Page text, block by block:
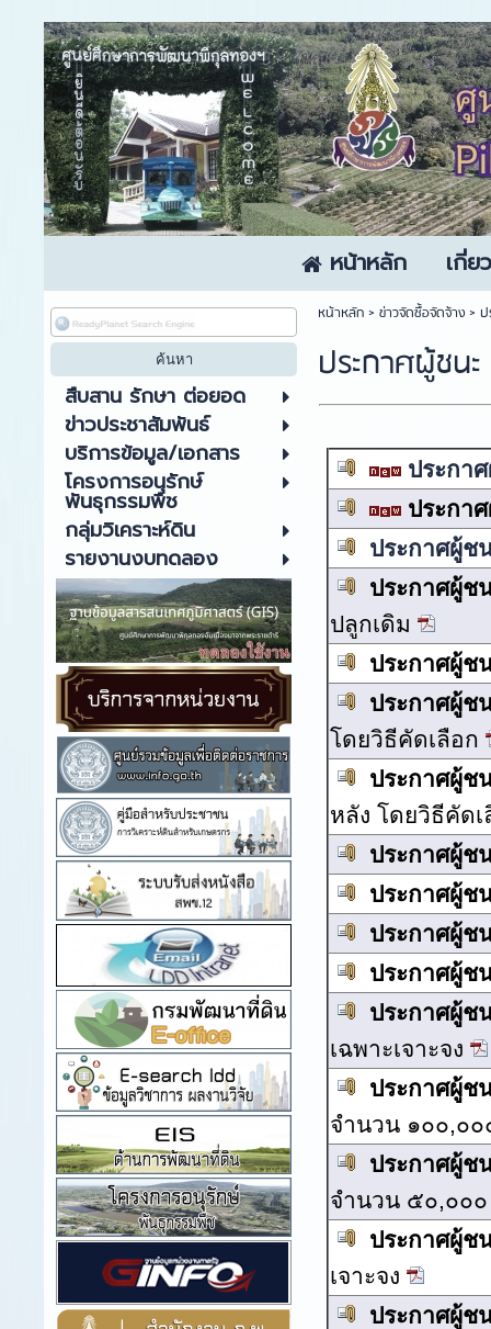
หน้าหลัก เกี่ย
สืบสาน รักษา ต่อยอด
ข่าวประชาสัมพันธ์
บริการข้อมูล/เอกสาร
โครงการอนุรักษ์
พันธุกรรมพืช
กลุ่มวิเคราะห์ดิน
รายงานงบทดลอง
หน้าหลัก> ข่าวจัดซื้อจัดจ้าง >
ประกาศผู้ชนะ
ประกา
ประกา
ประกาศผู้ช
ประกาศผู้ช
ปลูกเดิม
ประกาศผู้ช
ประกาศผู้ช
โดยวิธีคัดเลือก
ประกาศผู้ช
หลัง โดยวิธีคัดเ
ประกาศผู้ช
ประกาศผู้ช
ประกาศผู้ช
ประกาศผู้ช
ประกาศผู้ช
เฉพาะเจาะจง
ประกาศผู้ช
จำนวน ๑๐๐,๐๐
ประกาศผู้ช
จำนวน ๕๐,๐๐๐
ประกาศผู้ช
เจาะจง
ประกาศผู้ช